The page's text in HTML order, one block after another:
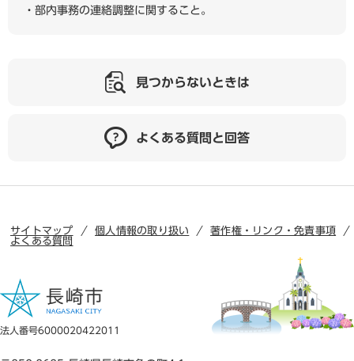
・部内事務の連絡調整に関すること。
見つからないときは
よくある質問と回答
サイトマップ 個人情報の取り扱い
著作権・リンク・免責事項
よくある質問
法人番号6000020422011